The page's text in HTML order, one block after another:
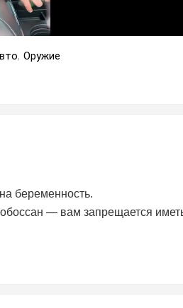
, Оружие
беременность.
— вам запрещается